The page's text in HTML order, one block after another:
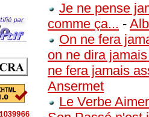
Je ne pense
comme ça... -
On ne fera
on ne dira
ne fera jamais
Ansermet
Le Verbe